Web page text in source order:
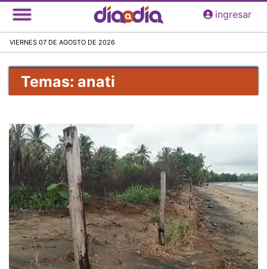
Pasar
al
principal
ingresar
VIERNES 07 DE AGOSTO DE 2026
Temas: anati